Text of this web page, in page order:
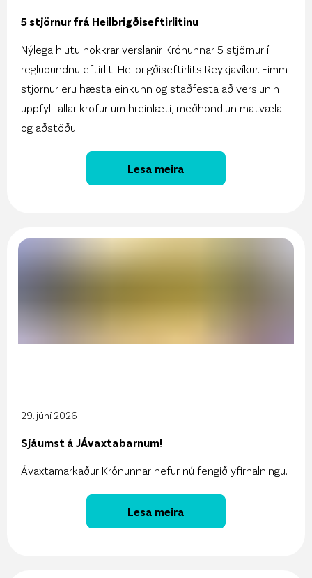
5 stjörnur frá Heilbrigðiseftirlitinu
Nýlega hlutu nokkrar verslanir Krónunnar 5 stjörnur í
reglubundnu eftirliti Heilbrigðiseftirlits Reykjavíkur. Fimm
stjörnur eru hæsta einkunn og staðfesta að verslunin
uppfylli allar kröfur um hreinlæti, meðhöndlun matvæla
og aðstöðu.
Lesa meira
29. júní 2026
Sjáumst á JÁvaxtabarnum!
Ávaxtamarkaður Krónunnar hefur nú fengið yfirhalningu.
Lesa meira